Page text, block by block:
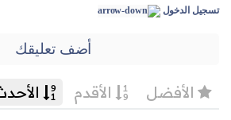
تسجيل الدخول
أضف تعليقك